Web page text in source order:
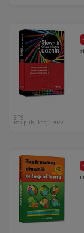
greg
Rok publikacji: 2022